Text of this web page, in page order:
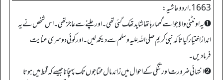
1663. اردو حاشیہ:
➊ یہ اونٹنی والا جو اسے گھما رہا تھا شاید تھک گئی تھی۔ اور چلنے سے عاجز تھی۔ اس شخص نے یہ
انداز اختیار کیا تاکہ نبی کریم صلی اللہ علیہ وسلم سے دیکھ لیں۔ اور کوئی دوسری عنایت
فرمادیں۔
➋ انتہائی ضرورت اور تنگی کے احوال میں زائد مال محتاجوں تک پہنچانا جیسے کہ قحط میں ہوتا